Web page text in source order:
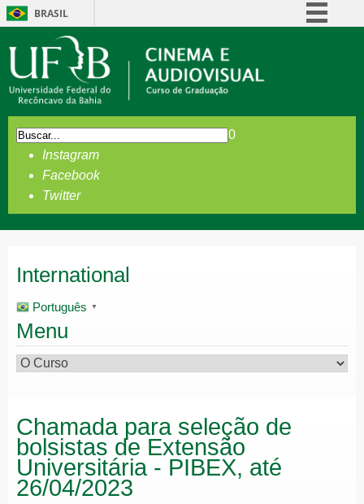
BRASIL
Comunica BR
Acesso à informação
Legislação
0
Instagram
Facebook
Twitter
International
Português ▼
Menu
Chamada para seleção de
bolsistas de Extensão
Universitária - PIBEX, até
26/04/2023